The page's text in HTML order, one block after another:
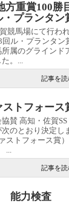
方重賞100勝
プランタン
競馬場にて行わ
ル・プランタン
属のグラインド
。...
記事を読
トフォース
賛 高知・佐賀
のとおり決定し
ァストフォース
記事を読
能力検査